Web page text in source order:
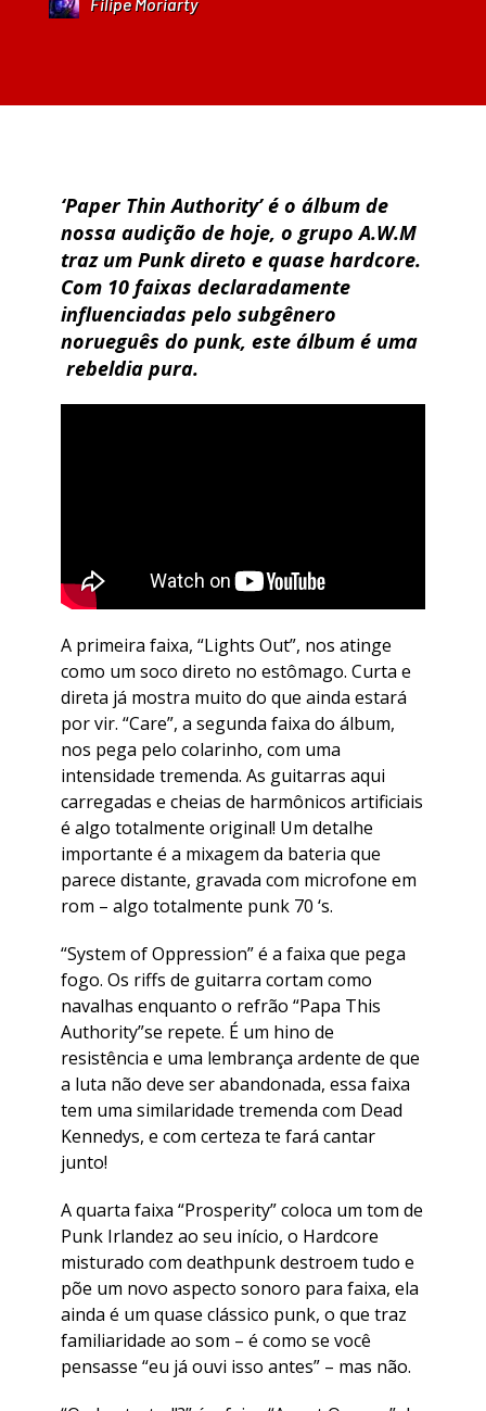
‘Paper Thin Authority’ é o álbum de
nossa audição de hoje, o grupo A.W.M
traz um Punk direto e quase hardcore.
Com 10 faixas declaradamente
influenciadas pelo subgênero
norueguês do punk, este álbum é uma
rebeldia pura.
A primeira faixa, “Lights Out”, nos atinge
como um soco direto no estômago. Curta e
direta já mostra muito do que ainda estará
por vir. “Care”, a segunda faixa do álbum,
nos pega pelo colarinho, com uma
intensidade tremenda. As guitarras aqui
carregadas e cheias de harmônicos artificiais
é algo totalmente original! Um detalhe
importante é a mixagem da bateria que
parece distante, gravada com microfone em
rom – algo totalmente punk 70 ‘s.
“System of Oppression” é a faixa que pega
fogo. Os riffs de guitarra cortam como
navalhas enquanto o refrão “Papa This
Authority”se repete. É um hino de
resistência e uma lembrança ardente de que
a luta não deve ser abandonada, essa faixa
tem uma similaridade tremenda com Dead
Kennedys, e com certeza te fará cantar
junto!
A quarta faixa “Prosperity” coloca um tom de
Punk Irlandez ao seu início, o Hardcore
misturado com deathpunk destroem tudo e
põe um novo aspecto sonoro para faixa, ela
ainda é um quase clássico punk, o que traz
familiaridade ao som – é como se você
pensasse “eu já ouvi isso antes” – mas não.